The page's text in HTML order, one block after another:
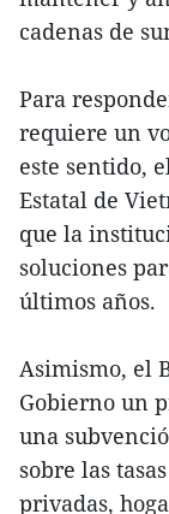
cadenas de
Para
requiere un
este sentido,
Estatal de
que la
soluciones
últimos años.
Asimismo, el
Gobierno un
una
sobre las
privadas,